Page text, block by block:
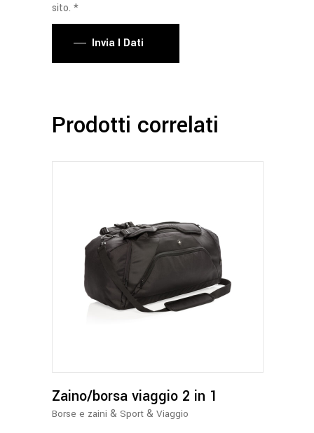
sito. *
Invia I Dati
Prodotti correlati
Zaino/borsa viaggio 2 in 1
Borse e zaini & Sport & Viaggio